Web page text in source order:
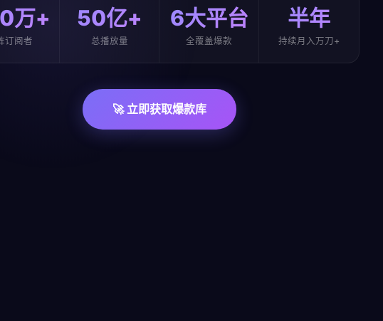
万+
订阅者
50亿+
总播放量
6大平台
全覆盖爆款
半年
持续月入万刀+
🚀 立即获取爆款库